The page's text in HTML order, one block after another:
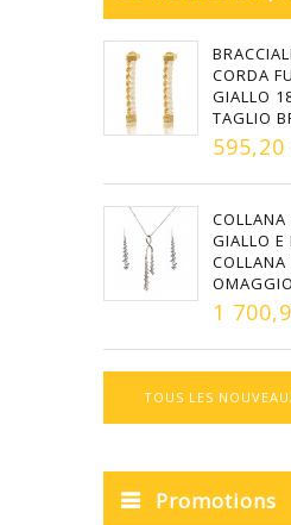
CORDA
GIALLO
TAGLIO
595,20
GIALLO E
COLLANA
OMAGGIO
1
TOUS LES
Promotions